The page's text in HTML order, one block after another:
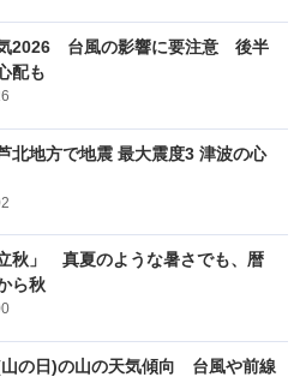
2026 台風の影響に要注意 後半
配も
北地方で地震 最大震度3 津波の心
秋」 真夏のような暑さでも、暦
ら秋
の日)の山の天気傾向 台風や前線